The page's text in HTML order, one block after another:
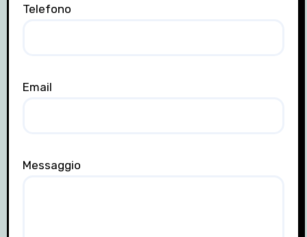
Telefono
Email
Messaggio